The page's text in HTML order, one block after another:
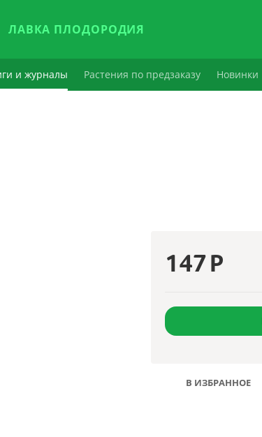
ЛАВКА ПЛОДОРОДИЯ
и журналы Растения по предзаказу Новинки
147Р
В ИЗБРАННОЕ